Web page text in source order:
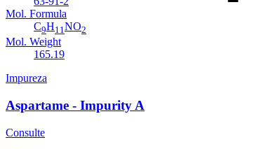
Mol. Formula
C9H11NO2
Mol. Weight
165.19
Impureza
Aspartame - Impurity A
Consulte